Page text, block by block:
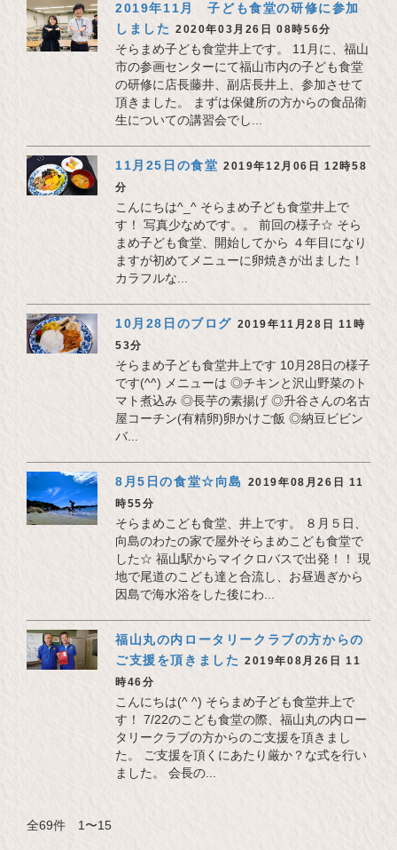
2019年11月 子ども食堂の研修に参加
しました 2020年03月26日 08時56分
そらまめ子ども食堂井上です。 11月に、福山
市の参画センターにて福山市内の子ども食堂
の研修に店長藤井、副店長井上、参加させて
頂きました。 まずは保健所の方からの食品衛
生についての講習会でし...
11月25日の食堂 2019年12月06日 12時58
分
こんにちは^_^ そらまめ子ども食堂井上で
す！ 写真少なめです。。 前回の様子☆ そら
まめ子ども食堂、開始してから ４年目になり
ますが初めてメニューに卵焼きが出ました！
カラフルな...
10月28日のブログ 2019年11月28日 11時
53分
そらまめ子ども食堂井上です 10月28日の様子
です(^^) メニューは ◎チキンと沢山野菜のト
マト煮込み ◎長芋の素揚げ ◎升谷さんの名古
屋コーチン(有精卵)卵かけご飯 ◎納豆ビビン
バ...
8月5日の食堂☆向島
2019年08月26日 11
時55分
そらまめこども食堂、井上です。 ８月５日、
向島のわたの家で屋外そらまめこども食堂で
した☆ 福山駅からマイクロバスで出発！！ 現
地で尾道のこども達と合流し、お昼過ぎから
因島で海水浴をした後にわ...
福山丸の内ロータリークラブの方からの
ご支援を頂きました 2019年08月26日 11
時46分
こんにちは(^ ^) そらまめ子ども食堂井上で
す！ 7/22のこども食堂の際、福山丸の内ロー
タリークラブの方からのご支援を頂きまし
た。 ご支援を頂くにあたり厳か？な式を行い
ました。 会長の...
全69件 1〜15